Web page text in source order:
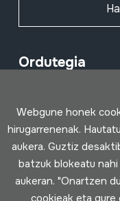
Ordutegia
10:00 - 14:00
Arratsaldez
15:00 - 18:00
Webgune honek
hirugarrenenak.
aukera. Guztiz
batzuk blokeatu
aukeran. "Onartzen
cookieak eta